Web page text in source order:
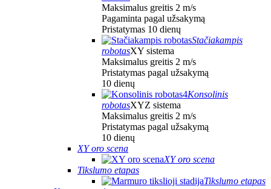
Maksimalus greitis 2 m/s
Pagaminta pagal užsakymą
Pristatymas 10 dienų
Stačiakampis
robotasXY sistema
Maksimalus greitis 2 m/s
Pristatymas pagal užsakymą
10 dienų
Konsolinis
robotasXYZ sistema
Maksimalus greitis 2 m/s
Pristatymas pagal užsakymą
10 dienų
XY oro scena
XY oro scena
Tikslumo etapas
Tikslumo etapas